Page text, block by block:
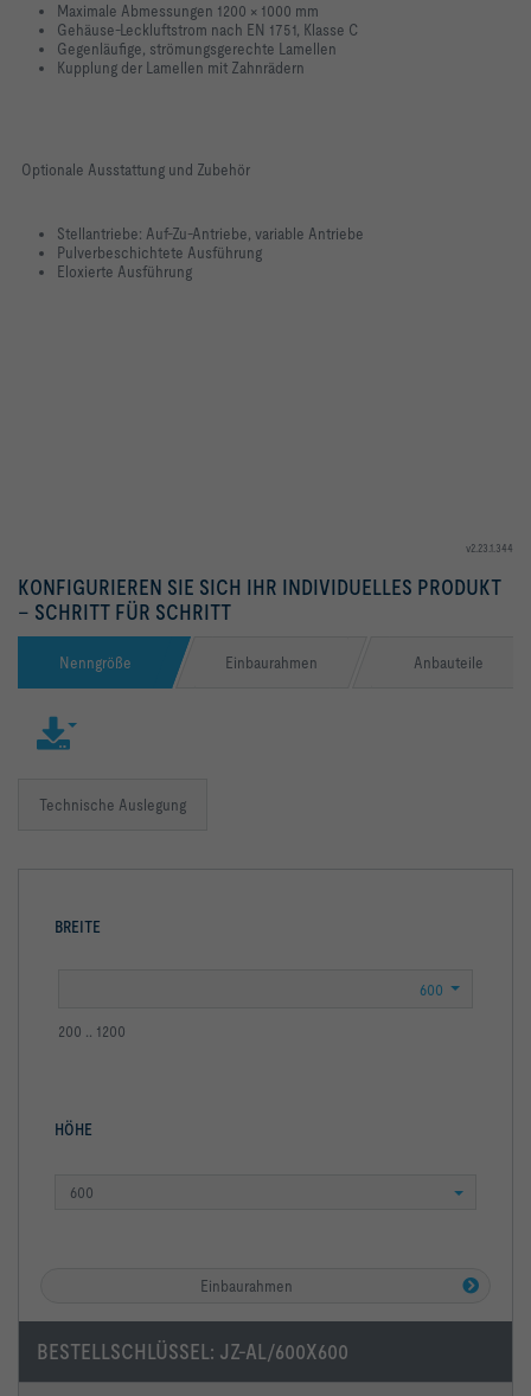
Maximale Abmessungen 1200 × 1000 mm
Gehäuse-Leckluftstrom nach EN 1751, Klasse C
Gegenläufige, strömungsgerechte Lamellen
Kupplung der Lamellen mit Zahnrädern
Optionale Ausstattung und Zubehör
Stellantriebe: Auf-Zu-Antriebe, variable Antriebe
Pulverbeschichtete Ausführung
Eloxierte Ausführung
v2.23.1.344
KONFIGURIEREN SIE SICH IHR INDIVIDUELLES PRODUKT
– SCHRITT FÜR SCHRITT
Nenngröße Einbaurahmen Anbauteile
Technische Auslegung
BREITE
200 .. 1200
HÖHE
600
Einbaurahmen
BESTELLSCHLÜSSEL: JZ-AL/600X600